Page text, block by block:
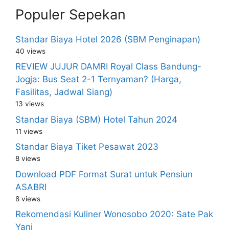
Populer Sepekan
Standar Biaya Hotel 2026 (SBM Penginapan)
40 views
REVIEW JUJUR DAMRI Royal Class Bandung-
Jogja: Bus Seat 2-1 Ternyaman? (Harga,
Fasilitas, Jadwal Siang)
13 views
Standar Biaya (SBM) Hotel Tahun 2024
11 views
Standar Biaya Tiket Pesawat 2023
8 views
Download PDF Format Surat untuk Pensiun
ASABRI
8 views
Rekomendasi Kuliner Wonosobo 2020: Sate Pak
Yani